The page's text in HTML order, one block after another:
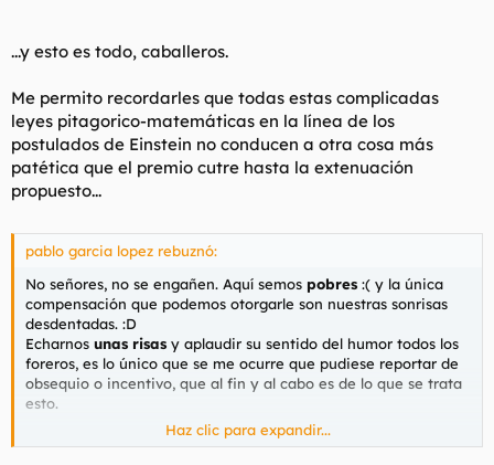
...y esto es todo, caballeros.
Me permito recordarles que todas estas complicadas
leyes pitagorico-matemáticas en la línea de los
postulados de Einstein no conducen a otra cosa más
patética que el premio cutre hasta la extenuación
propuesto...
pablo garcia lopez rebuznó:
No señores, no se engañen. Aquí semos pobres :( y la única
compensación que podemos otorgarle son nuestras sonrisas
desdentadas. :D
Echarnos unas risas y aplaudir su sentido del humor todos los
foreros, es lo único que se me ocurre que pudiese reportar de
obsequio o incentivo, que al fin y al cabo es de lo que se trata
esto.
Haz clic para expandir...